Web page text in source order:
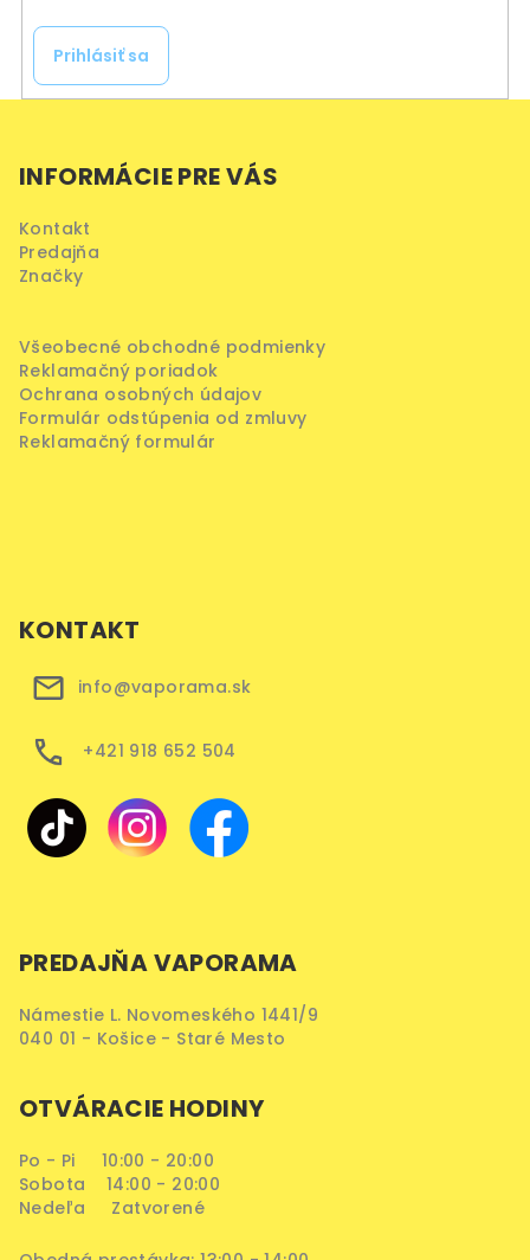
Prihlásiť sa
INFORMÁCIE PRE VÁS
Kontakt
Predajňa
Značky
Všeobecné obchodné podmienky
Reklamačný poriadok
Ochrana osobných údajov
Formulár odstúpenia od zmluvy
Reklamačný formulár
KONTAKT
info@vaporama.sk
+421 918 652 504
PREDAJŇA VAPORAMA
Námestie L. Novomeského 1441/9
040 01 - Košice - Staré Mesto
OTVÁRACIE HODINY
Po - Pi 10:00 - 20:00
Sobota 14:00 - 20:00
Nedeľa Zatvorené